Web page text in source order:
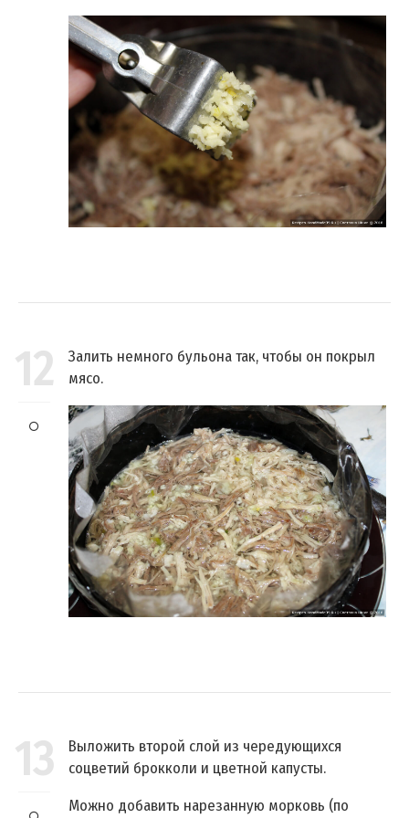
12
Залить немного бульона так, чтобы он покрыл
мясо.
13
Выложить второй слой из чередующихся
соцветий брокколи и цветной капусты.
Можно добавить нарезанную морковь (по